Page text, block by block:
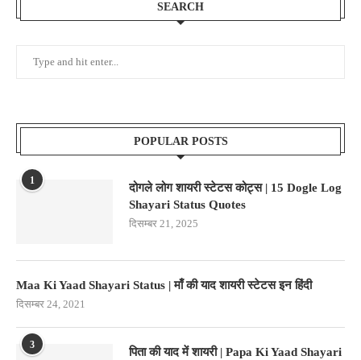
SEARCH
POPULAR POSTS
1
दोगले लोग शायरी स्टेटस कोट्स | 15 Dogle Log
Shayari Status Quotes
दिसम्बर 21, 2025
Maa Ki Yaad Shayari Status | माँ की याद शायरी स्टेटस इन हिंदी
दिसम्बर 24, 2021
3
पिता की याद में शायरी | Papa Ki Yaad Shayari